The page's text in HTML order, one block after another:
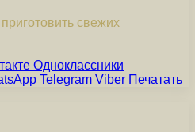
приготовить свежих
Одноклассники
Telegram Viber Печатать